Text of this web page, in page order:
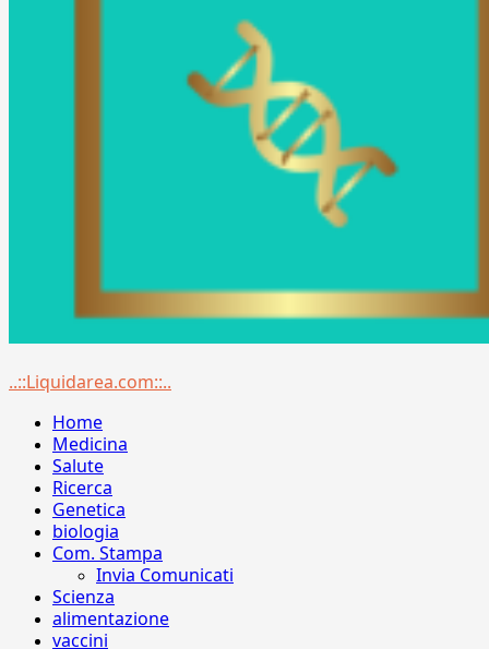
Menu
..::Liquidarea.com::..
Home
Medicina
Salute
Ricerca
Genetica
biologia
Com. Stampa
Invia Comunicati
Scienza
alimentazione
vaccini